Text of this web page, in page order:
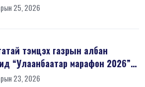
25, 2026
тэмцэх газрын албан
“Улаанбаатар марафон 2026”-
23, 2026